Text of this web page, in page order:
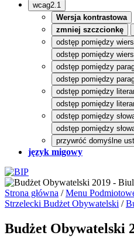
wcag2.1
Wersja kontrastowa
zmniej szczcionkę
odstęp pomiędzy
odstęp pomiędzy
odstęp pomiędzy
odstęp pomiędzy
odstęp pomiędzy
odstęp pomiędzy
odstęp pomiędzy
odstęp pomiędzy
przywróć domyślne
język migowy
Strona główna /Menu
Strzelecki Budżet Obywatelski /
Budżet Obywatelski